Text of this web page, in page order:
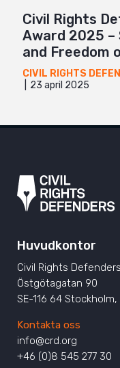
Civil Rights
Award 2025
and Freedom
CIVIL RIGHTS
23 april 2025
Huvudkontor
Civil Rights Defenders
Östgötagatan 90
SE-116 64
Kontakta oss
info@crd.org
+46 (0)8 545 277 30